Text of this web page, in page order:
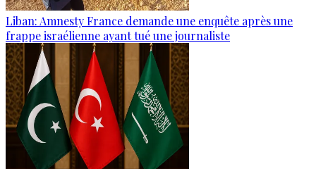
Liban: Amnesty France demande une enquête après une
frappe israélienne ayant tué une journaliste